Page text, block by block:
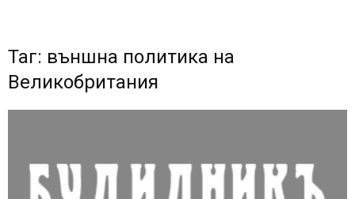
Таг: външна политика на
Великобритания